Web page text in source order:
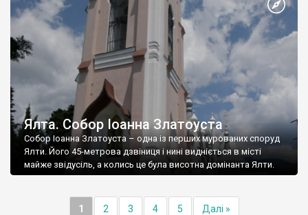
Ялта. Собор Іоанна Златоуста
Собор Іоанна Златоуста – одна із перших мурованих споруд
Ялти. Його 45-метрова дзвіниця і нині видніється в місті
майже звідусіль, а колись це була висотна домінанта Ялти.
1 2 3 4 5 Далі »